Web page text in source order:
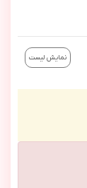
نمایش لیست